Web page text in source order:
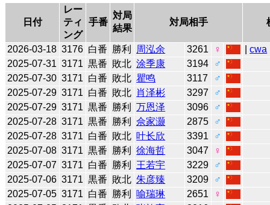
日付
レー
ティ
ング
手番
対局
結果
対局相手
2026-03-18 3176 白番 勝利 周泓余 3261 ♀ |cwa
2025-07-31 3171 黒番 敗北 涂季康 3194
♂
2025-07-30 3171 白番 敗北 瞿鸣 3117
♂
2025-07-29 3171 白番 敗北 肖泽彬 3297
♂
2025-07-29 3171 黒番 勝利 万恩泽 3096
♂
2025-07-28 3171 黒番 勝利 佘家灏 2875
♂
2025-07-28 3171 白番 敗北 叶长欣 3391
♂
2025-07-08 3171 黒番 勝利 徐海哲 3047
♀
2025-07-07 3171 白番 勝利 王若宇 3229
♂
2025-07-06 3171 黒番 敗北 朱彦臻 3209
♂
2025-07-05 3171 白番 勝利 喻瑞琳 2651
♀